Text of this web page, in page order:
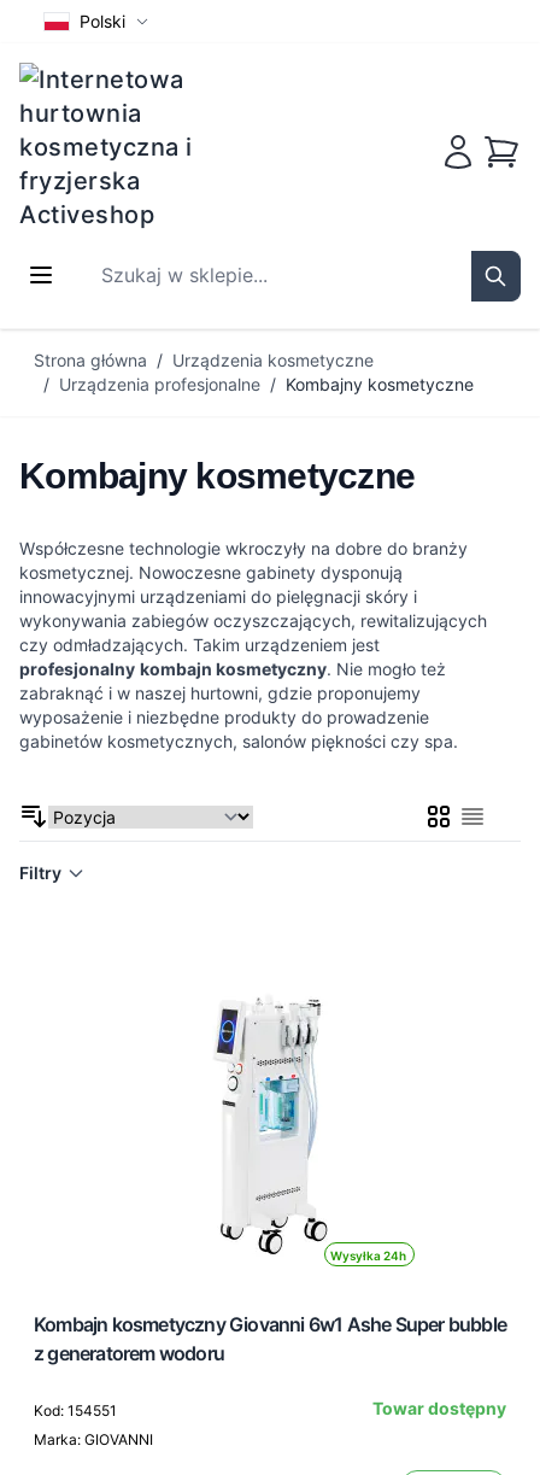
Polski
Szukaj w sklepie...
Strona główna / Urządzenia kosmetyczne
/ Urządzenia profesjonalne / Kombajny kosmetyczne
Kombajny kosmetyczne
Współczesne technologie wkroczyły na dobre do branży
kosmetycznej. Nowoczesne gabinety dysponują
innowacyjnymi urządzeniami do pielęgnacji skóry i
wykonywania zabiegów oczyszczających, rewitalizujących
czy odmładzających. Takim urządzeniem jest
profesjonalny kombajn kosmetyczny. Nie mogło też
zabraknąć i w naszej hurtowni, gdzie proponujemy
wyposażenie i niezbędne produkty do prowadzenie
gabinetów kosmetycznych, salonów piękności czy spa.
SiatkaLista
Filtry
Wysyłka 24h
Kombajn kosmetyczny Giovanni 6w1 Ashe Super bubble
z generatorem wodoru
Kod: 154551
Marka: GIOVANNI
Towar dostępny